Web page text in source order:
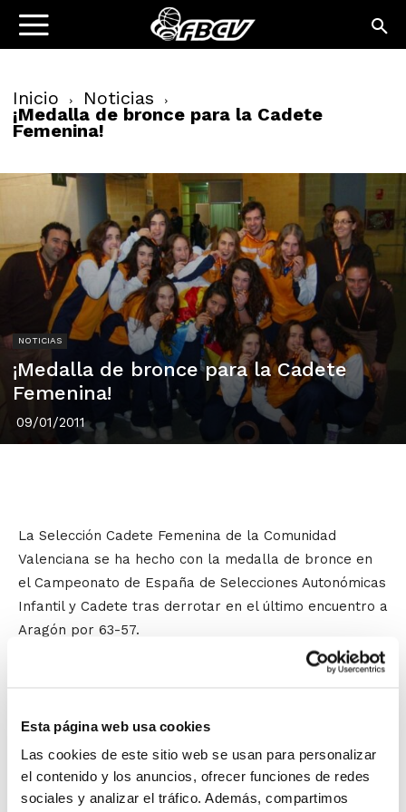
Esta página web usa cookies
Las cookies de este sitio web se usan para personalizar
el contenido y los anuncios, ofrecer funciones de redes
sociales y analizar el tráfico. Además, compartimos
Inicio Noticias
¡Medalla de bronce para la Cadete
Femenina!
NOTICIAS
¡Medalla de bronce para la Cadete
Femenina!
09/01/2011
La Selección Cadete Femenina de la Comunidad
Valenciana se ha hecho con la medalla de bronce en
el Campeonato de España de Selecciones Autonómicas
Infantil y Cadete tras derrotar en el último encuentro a
Aragón por 63-57.
El equipo dirigido por Óscar Urios cayó en Semifinales
bronce muy meritorio.
LaSelección Cadete Masculinafinaliza su
participación en la 5ª plaza tras derrotar en el último